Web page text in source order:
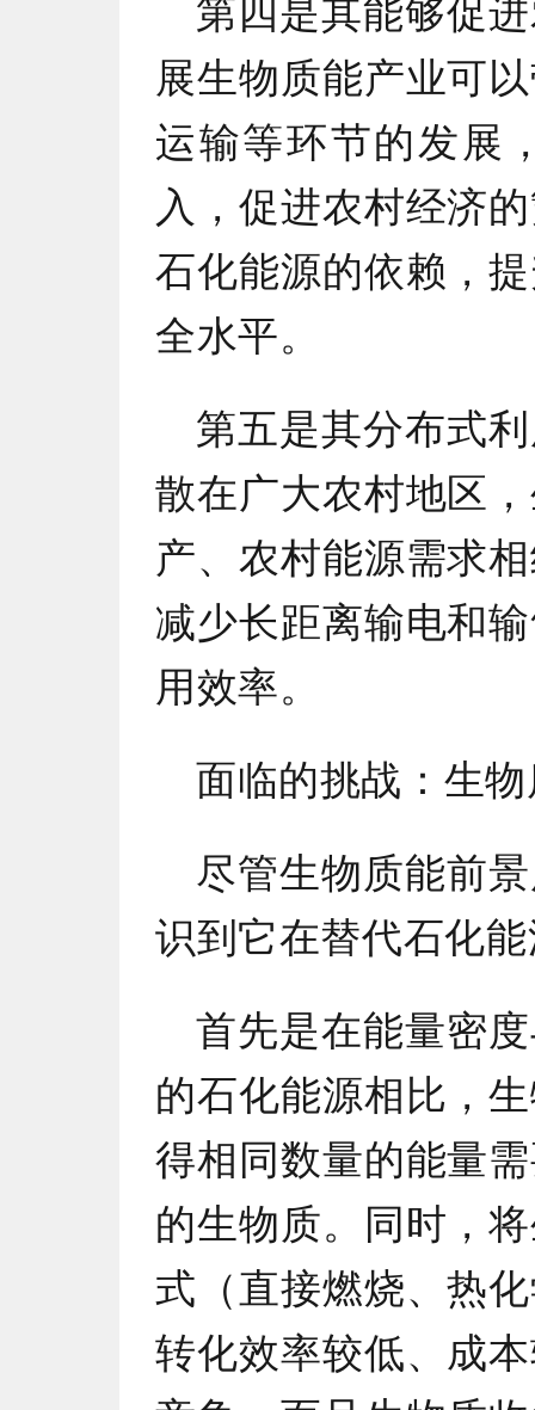
第四是其能够促
展生物质能产业可
运输等环节的发展
入，促进农村经济
石化能源的依赖，
全水平。
第五是其分布式
散在广大农村地区
产、农村能源需求
减少长距离输电和
用效率。
面临的挑战：生
尽管生物质能前
识到它在替代石化
首先是在能量密
的石化能源相比，
得相同数量的能量
的生物质。同时，
式（直接燃烧、热
转化效率较低、成